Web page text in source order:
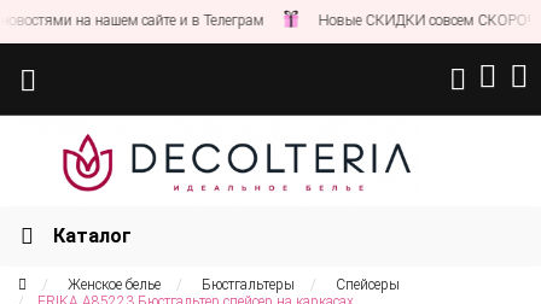
на нашем сайте и в Телеграм Новые СКИДКИ совсем СКОРО!
Каталог
Женское белье Бюстгальтеры
Спейсеры